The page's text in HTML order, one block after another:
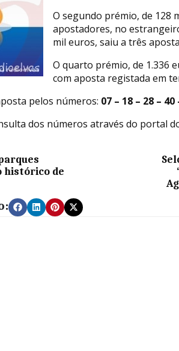
O segundo prémio, de 128
apostadores, no
mil euros, saiu a três
O quarto prémio, de 1.336
com aposta registada em
pelos números: 07 – 18 – 28 – 40
dos números através do portal
histórico de